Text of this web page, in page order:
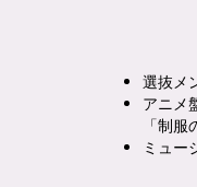
選抜メ
アニメ
「制
ミュー